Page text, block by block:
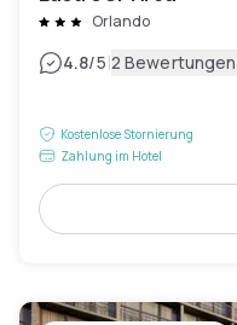
Orlando
4.8/5|2 Bewertungen
Kostenlose Stornierung
Zahlung im Hotel